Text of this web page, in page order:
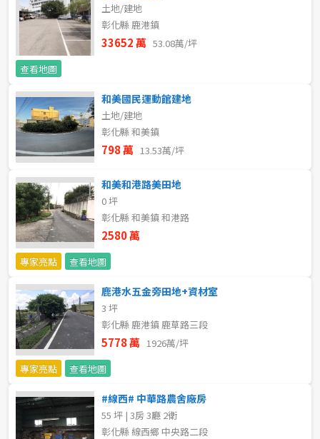
不拘
5-10 年 10-20 年
20-30 年
售價
土地/建地
彰化縣 鹿港鎮
33652 萬 53.08萬/坪
查看地圖
和美國民運動館建地
土地/建地
彰化縣 和美鎮
798 萬 13.53萬/坪
和美和港路美田地
0 坪
彰化縣 和美鎮 和港路
2580 萬
專家亮點 查看地圖
鹿港水五金旁田地+資材室
3 坪
彰化縣 鹿港鎮 鹿草路三段
5778 萬 1926萬/坪
專家亮點
查看地圖
#線西# 中華路農舍廠房
55 坪 | 3房 3廳 2衛
彰化縣 線西鄉 中央路二段